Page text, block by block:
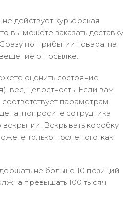
действует курьерская
вы можете заказать доставку
по прибытии товара, на
о посылке.
оценить состояние
вес, целостность. Если вам
соответствует параметрам
попросите сотрудника
вскрытии. Вскрывать коробку
только после того, как
не больше 10 позиций
превышать 100 тысяч